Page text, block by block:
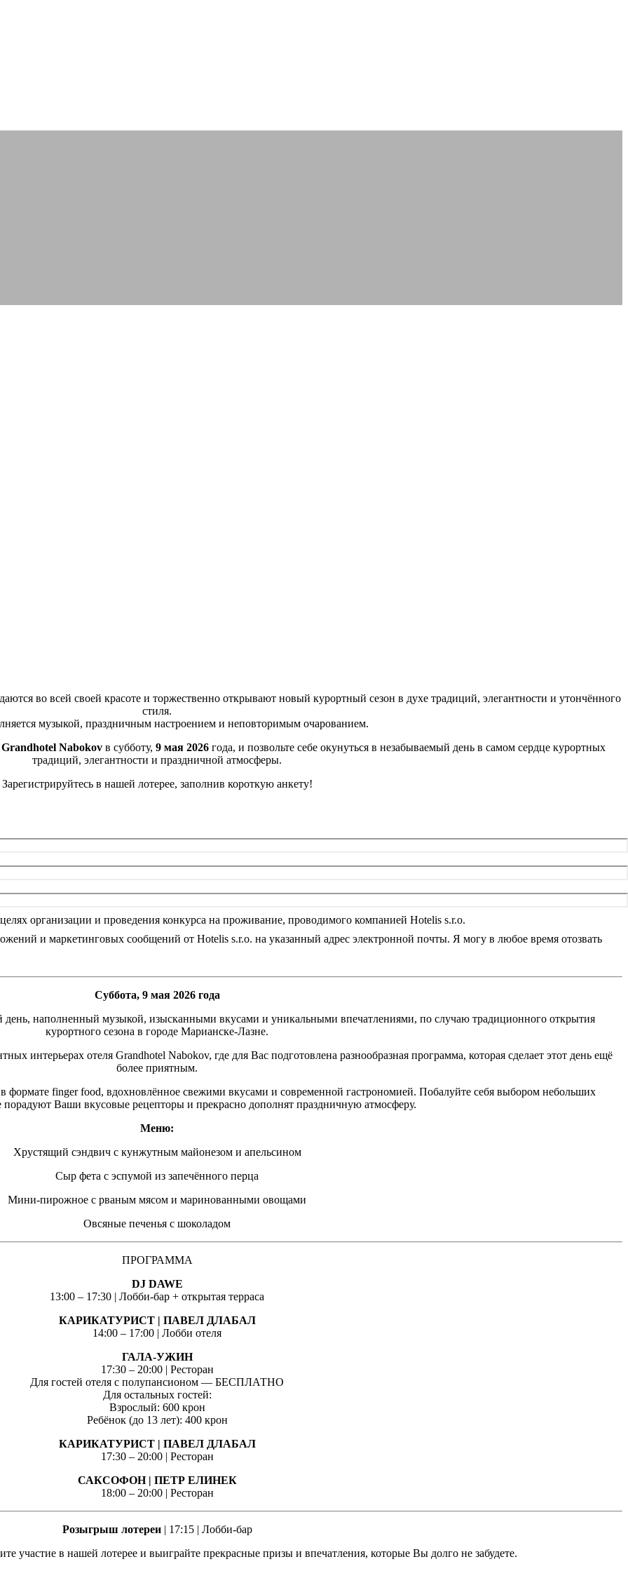
во всей своей красоте и торжественно открывают новый курортный сезон в духе традиций, элегантности и утончённого
стиля.
музыкой, праздничным настроением и неповторимым очарованием.
Grandhotel Nabokovв субботу, 9 мая 2026 года, и позвольте себе окунуться в незабываемый день в самом сердце курортных
традиций, элегантности и праздничной атмосферы.
Зарегистрируйтесь в нашей лотерее, заполнив короткую анкету!
организации и проведения конкурса на проживание, проводимого компанией Hotelis s.r.o.
и маркетинговых сообщений от Hotelis s.r.o. на указанный адрес электронной почты. Я могу в любое время отозвать
Суббота, 9 мая 2026 года
день, наполненный музыкой, изысканными вкусами и уникальными впечатлениями, по случаю традиционного открытия
курортного сезона в городе Марианске-Лазне.
интерьерах отеля Grandhotel Nabokov, где для Вас подготовлена разнообразная программа, которая сделает этот день ещё
более приятным.
формате finger food, вдохновлённое свежими вкусами и современной гастрономией. Побалуйте себя выбором небольших
порадуют Ваши вкусовые рецепторы и прекрасно дополнят праздничную атмосферу.
Меню:
Хрустящий сэндвич с кунжутным майонезом и апельсином
Сыр фета с эспумой из запечённого перца
Мини-пирожное с рваным мясом и маринованными овощами
Овсяные печенья с шоколадом
ПРОГРАММА
DJ DAWE
13:00 – 17:30 | Лобби-бар + открытая терраса
КАРИКАТУРИСТ | ПАВЕЛ ДЛАБАЛ
14:00 – 17:00 | Лобби отеля
ГАЛА-УЖИН
17:30 – 20:00 | Ресторан
Для гостей отеля с полупансионом — БЕСПЛАТНО
Для остальных гостей:
Взрослый: 600 крон
Ребёнок (до 13 лет): 400 крон
КАРИКАТУРИСТ | ПАВЕЛ ДЛАБАЛ
17:30 – 20:00 | Ресторан
САКСОФОН | ПЕТР ЕЛИНЕК
18:00 – 20:00 | Ресторан
Розыгрыш лотереи| 17:15 | Лобби-бар
участие в нашей лотерее и выиграйте прекрасные призы и впечатления, которые Вы долго не забудете.